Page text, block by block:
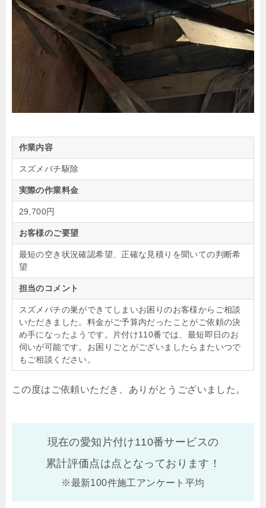
作業内容
スズメバチ駆除
実際の作業料金
29,700円
お客様のご要望
最短の空き状況確認希望、正確な見積りを聞いての判断希
望
担当のコメント
スズメバチの巣ができてしまいお困りのお客様からご相談
いただきました。料金がご予算内だったことがご依頼の決
め手になったようです。片付け110番では、最短即日のお
伺いが可能です。お困りごとがございましたらまたいつで
もご相談ください。
この度はご依頼いただき、ありがとうございました。
現在の愛知片付け110番サービスの
累計評価点は点となっております！
※最新100件施工アンケート平均